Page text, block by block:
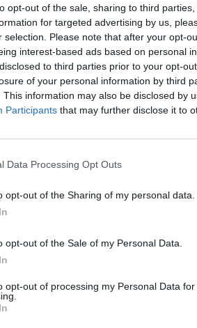
opt-out of the sale, sharing to third
for targeted advertising by us,
selection. Please note that after your opt-
interest-based ads based on personal
to third parties prior to your opt-
of your personal information by third
This information may also be disclosed by
Participants that may further disclose it to
Data Processing Opt Outs
opt-out of the Sharing of my personal data.
opt-out of the Sale of my Personal Data.
opt-out of processing my Personal Data for